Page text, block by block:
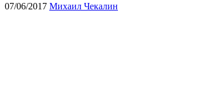
07/06/2017 Михаил Чекалин